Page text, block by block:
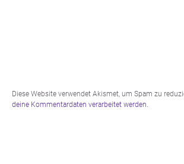
Diese Website verwendet Akismet, um Spam zu
deine Kommentardaten verarbeitet werden.